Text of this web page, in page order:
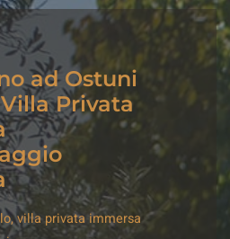
ad Ostuni
Privata
villa privata immersa